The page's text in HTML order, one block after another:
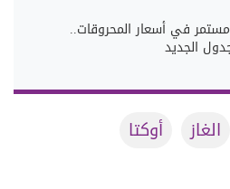
في أسعار المحروقات..
الجديد
الغاز أوكتا